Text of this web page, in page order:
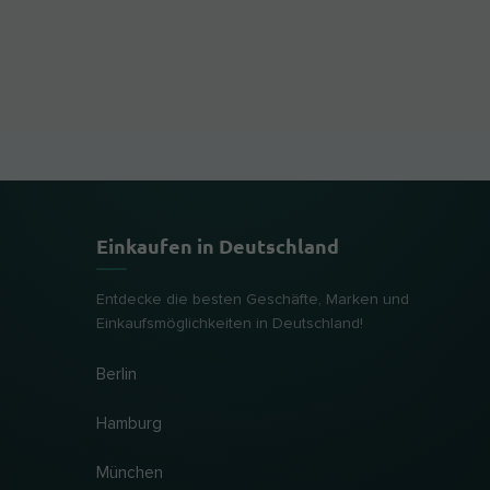
Einkaufen in Deutschland
Entdecke die besten Geschäfte, Marken und
Einkaufsmöglichkeiten in Deutschland!
Berlin
Hamburg
München